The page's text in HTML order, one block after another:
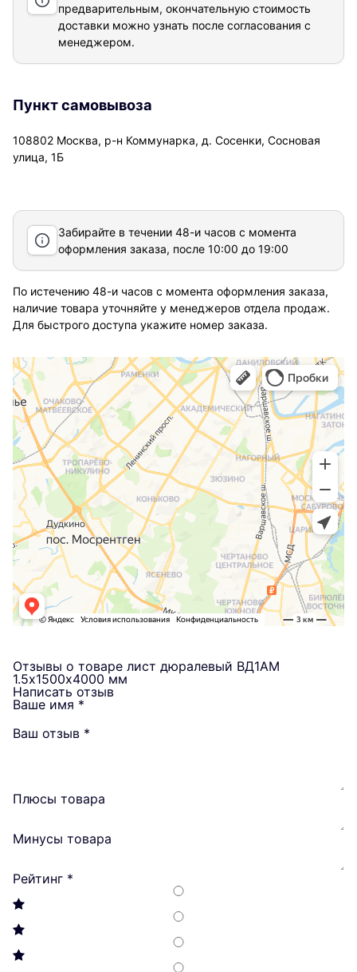
предварительным, окончательную стоимость
доставки можно узнать после согласования с
менеджером.
Пункт самовывоза
108802 Москва, р-н Коммунарка, д. Сосенки, Сосновая
улица, 1Б
Забирайте в течении 48-и часов с момента
оформления заказа, после 10:00 до 19:00
По истечению 48-и часов с момента оформления заказа,
наличие товара уточняйте у менеджеров отдела продаж.
Для быстрого доступа укажите номер заказа.
Отзывы о товаре лист дюралевый ВД1АМ
1.5х1500х4000 мм
Написать отзыв
Ваше имя *
Ваш отзыв *
Плюсы товара
Минусы товара
Рейтинг *